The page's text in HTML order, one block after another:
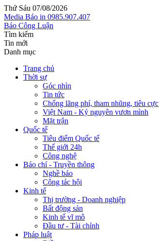
Thứ Sáu 07/08/2026
Media Báo in 0985.907.407
Báo Công Luận
Tìm kiếm
Tin mới
Danh mục
Trang chủ
Thời sự
Góc nhìn
Tin tức
Chống lãng phí, tham nhũng, tiêu cực
Việt Nam - Kỷ nguyên vươn mình
Mặt trận
Quốc tế
Tiêu điểm Quốc tế
Thế giới 24h
Công nghệ
Báo chí - Truyền thông
Nghề báo
Công tác hội
Kinh tế
Thị trường - Doanh nghiệp
Bất động sản
Kinh tế vĩ mô
Đầu tư - Tài chính
Pháp luật